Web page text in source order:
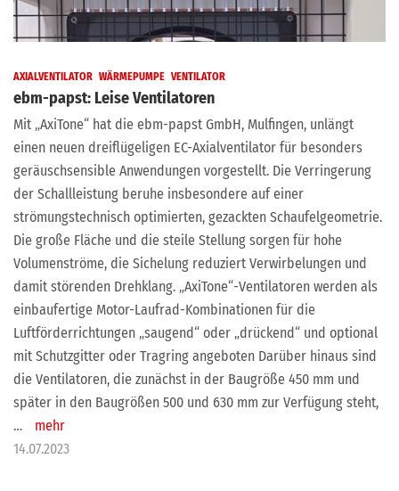
AXIALVENTILATOR WÄRMEPUMPE VENTILATOR
ebm-papst: Leise Ventilatoren
Mit „AxiTone“ hat die ebm-papst GmbH, Mulfingen, unlängt
einen neuen dreiflügeligen EC-Axialventilator für besonders
geräuschsensible Anwendungen vorgestellt. Die Verringerung
der Schallleistung beruhe insbesondere auf einer
strömungstechnisch optimierten, gezackten Schaufelgeometrie.
Die große Fläche und die steile Stellung sorgen für hohe
Volumenströme, die Sichelung reduziert Verwirbelungen und
damit störenden Drehklang. „AxiTone“-Ventilatoren werden als
einbaufertige Motor-Laufrad-Kombinationen für die
Luftförderrichtungen „saugend“ oder „drückend“ und optional
mit Schutzgitter oder Tragring angeboten Darüber hinaus sind
die Ventilatoren, die zunächst in der Baugröße 450 mm und
später in den Baugrößen 500 und 630 mm zur Verfügung steht,
…
mehr
14.07.2023